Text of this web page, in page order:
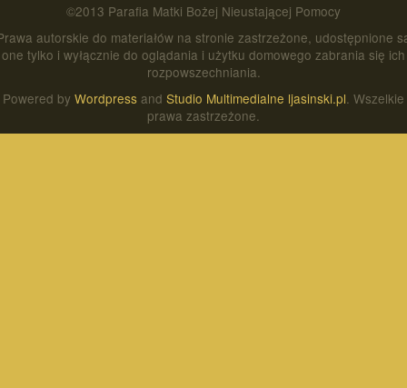
©2013 Parafia Matki Bożej Nieustającej Pomocy
autorskie do materiałów na stronie zastrzeżone, udostępnione
one tylko i wyłącznie do oglądania i użytku domowego zabrania się ich
rozpowszechniania.
Powered by Wordpress and Studio Multimedialne ljasinski.pl . Wszelkie
prawa zastrzeżone.